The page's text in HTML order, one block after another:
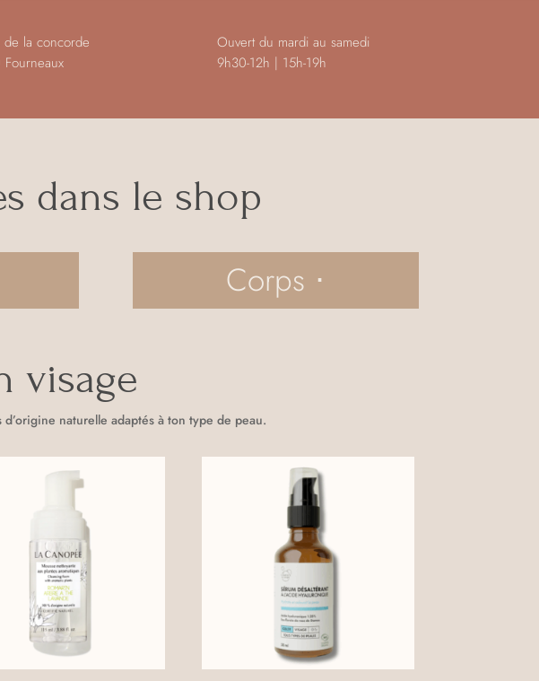
de la concorde
Ouvert du mardi au samedi
9h30-12h | 15h-19h
dans le shop
Corps ⋅
visage
naturelle adaptés à ton type de peau.